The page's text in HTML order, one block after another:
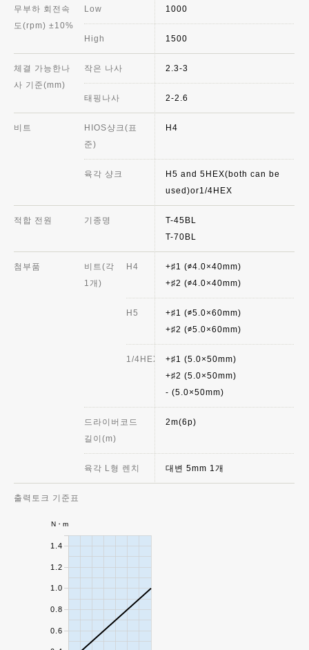
무부하 회전속
도(rpm) ±10%
Low
High
체결 가능한나
사 기준(mm)
작은 나사
태핑나사
비트
HIOS샹크(표
준)
육각 샹크
적합 전원 기종명
첨부품
비트(각
1개)
H4
H5
1/4HEX
드라이버코드
길이(m)
육각 L형 렌치
출력토크 기준표
1000
1500
2.3-3
2-2.6
H4
H5 and 5HEX(both can be
used)or1/4HEX
T-45BL
T-70BL
+♯1 (∅4.0×40mm)
+♯2 (∅4.0×40mm)
+♯1 (∅5.0×60mm)
+♯2 (∅5.0×60mm)
+♯1 (5.0×50mm)
+♯2 (5.0×50mm)
- (5.0×50mm)
2m(6p)
대변 5mm 1개
0.6
0.8
1.0
1.2
1.4
N・m